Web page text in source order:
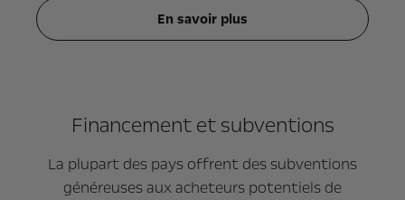
En savoir plus
Financement et subventions
La plupart des pays offrent des subventions
généreuses aux acheteurs potentiels de